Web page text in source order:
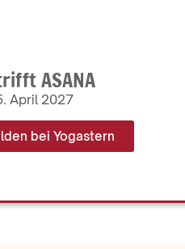
ASANA
April 2027
bei Yogastern